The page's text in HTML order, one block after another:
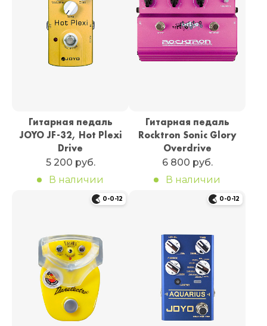
Гитарная педаль
JOYO JF-32, Hot Plexi
Drive
5 200 руб.
В наличии
Гитарная педаль
Rocktron Sonic Glory
Overdrive
6 800 руб.
В наличии
0-0-12 0-0-12